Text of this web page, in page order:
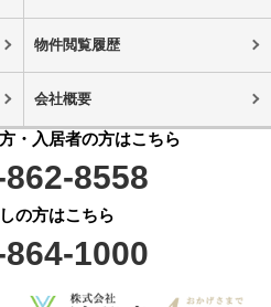
物件閲覧履歴
会社概要
・入居者の方はこちら
8558
の方はこちら
1000